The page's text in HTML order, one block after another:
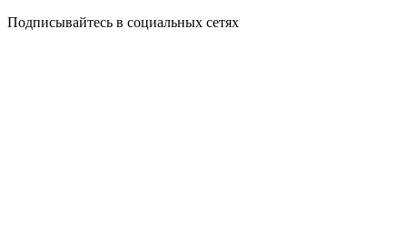
Подписывайтесь в социальных сетях